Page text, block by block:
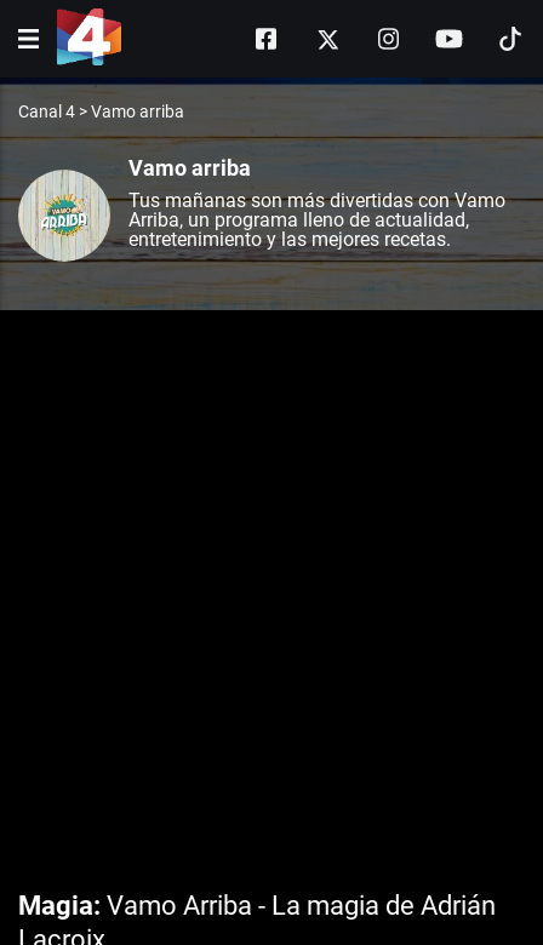
Canal 4 >Vamo arriba
Vamo arriba
Tus mañanas son más divertidas con Vamo
Arriba, un programa lleno de actualidad,
entretenimiento y las mejores recetas.
Magia Vamo Arriba - La magia de Adrián